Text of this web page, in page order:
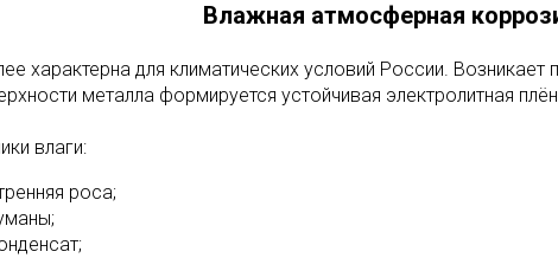
Влажная атмосферная
характерна для климатических условий России.
металла формируется устойчивая электролитная
влаги:
роса;